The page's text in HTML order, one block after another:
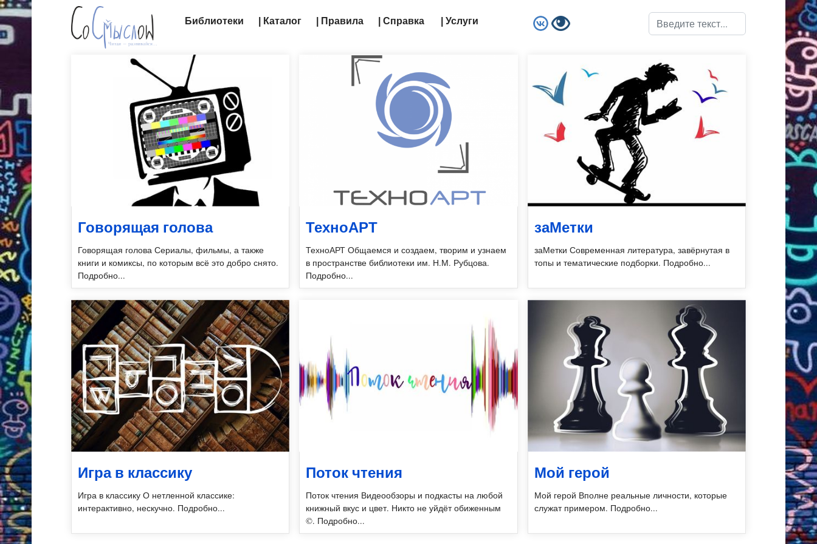
Библиотеки | Каталог | Правила | Справка | Услуги
Говорящая голова
Говорящая голова Сериалы, фильмы, а также
книги и комиксы, по которым всё это добро снято.
Подробно...
ТехноАРТ
ТехноАРТ Общаемся и создаем, творим и узнаем
в пространстве библиотеки им. Н.М. Рубцова.
Подробно...
заМетки
заМетки Современная литература, завёрнутая в
топы и тематические подборки. Подробно...
Игра в классику
Игра в классику О нетленной классике:
интерактивно, нескучно. Подробно...
Поток чтения
Поток чтения Видеообзоры и подкасты на любой
книжный вкус и цвет. Никто не уйдёт обиженным
©. Подробно...
Мой герой
Мой герой Вполне реальные личности, которые
служат примером. Подробно...